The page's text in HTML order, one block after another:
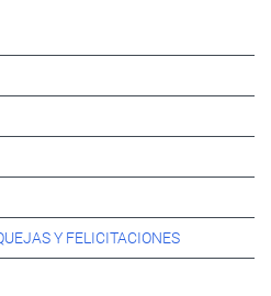
Y FELICITACIONES